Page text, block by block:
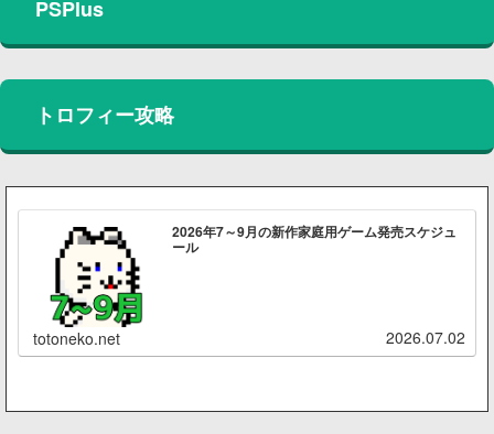
PSPlus
トロフィー攻略
2026年7～9月の新作家庭用ゲーム発売スケジュ
ール
totoneko.net 2026.07.02